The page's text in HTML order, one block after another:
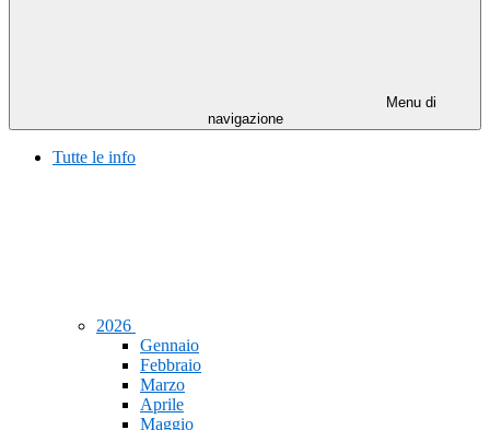
Menu di
navigazione
Tutte le info
2026
Gennaio
Febbraio
Marzo
Aprile
Maggio